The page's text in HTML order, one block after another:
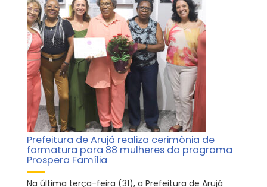
Prefeitura de Arujá realiza cerimônia de
formatura para 88 mulheres do programa
Prospera Família
Na última terça-feira (31), a Prefeitura de Arujá